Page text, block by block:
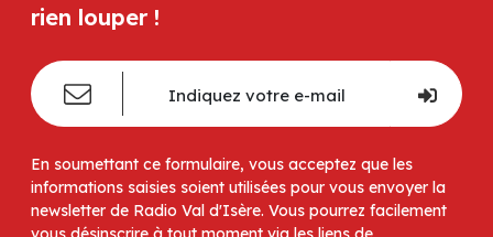
rien louper !
En soumettant ce formulaire, vous acceptez que les
informations saisies soient utilisées pour vous envoyer la
newsletter de Radio Val d'Isère. Vous pourrez facilement